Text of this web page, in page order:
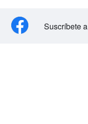
Suscríbete a